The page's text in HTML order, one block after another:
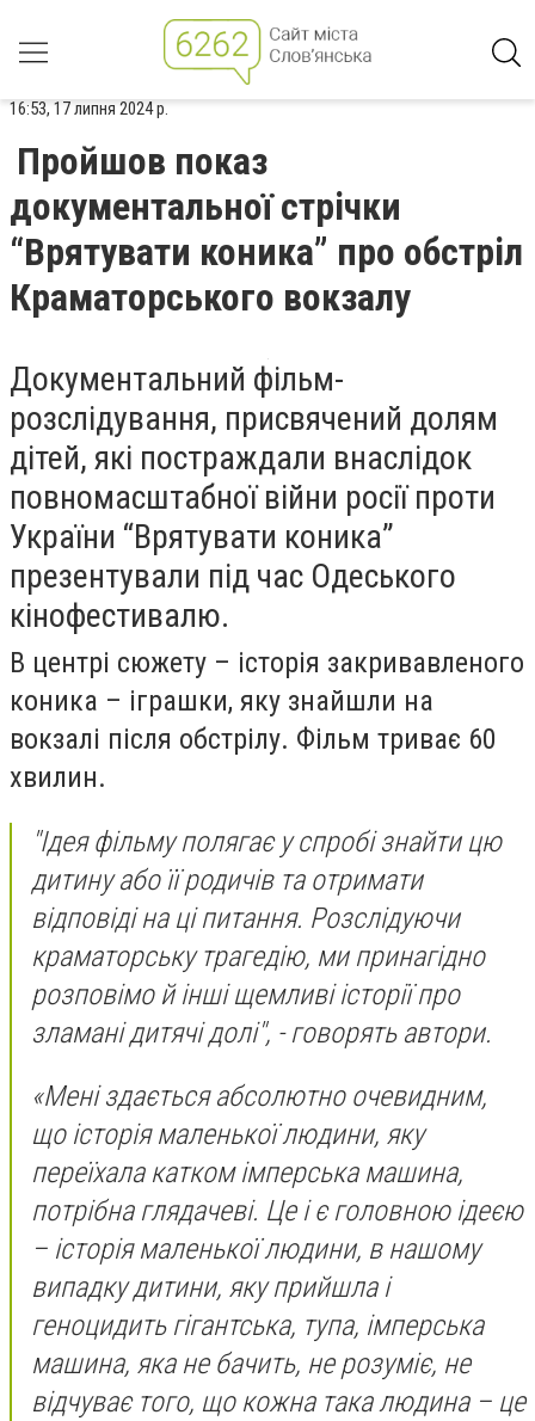
16:53, 17 липня 2024 р.
Пройшов показ
документальної стрічки
“Врятувати коника” про обстріл
Краматорського вокзалу
Документальний фільм-
розслідування, присвячений долям
дітей, які постраждали внаслідок
повномасштабної війни росії проти
України “Врятувати коника”
презентували під час Одеського
кінофестивалю.
В центрі сюжету – історія закривавленого
коника – іграшки, яку знайшли на
вокзалі після обстрілу. Фільм триває 60
хвилин.
"Ідея фільму полягає у спробі знайти цю
дитину або її родичів та отримати
відповіді на ці питання. Розслідуючи
краматорську трагедію, ми принагідно
розповімо й інші щемливі історії про
зламані дитячі долі", - говорять автори.
«Мені здається абсолютно очевидним,
що історія маленької людини, яку
переїхала катком імперська машина,
потрібна глядачеві. Це і є головною ідеєю
– історія маленької людини, в нашому
випадку дитини, яку прийшла і
геноцидить гігантська, тупа, імперська
машина, яка не бачить, не розуміє, не
відчуває того, що кожна така людина – це